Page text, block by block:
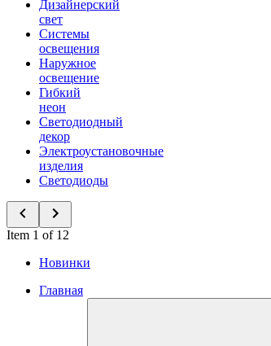
Дизайнерский
свет
Системы
освещения
Наружное
освещение
Гибкий
неон
Светодиодный
декор
Электроустановочные
изделия
Светодиоды
Item 1 of 12
Новинки
Главная